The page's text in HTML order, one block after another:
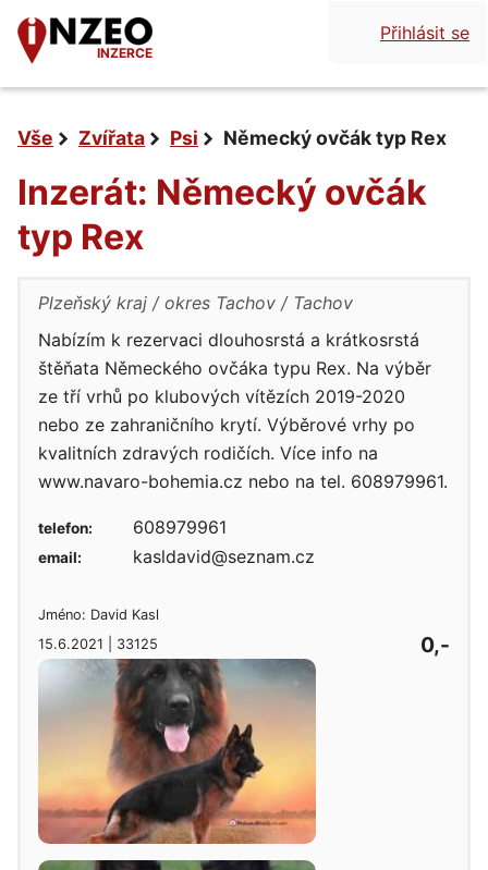
INZERCE
Přihlásit se
Vše Zvířata Psi Německý ovčák typ Rex
Inzerát: Německý ovčák
typ Rex
Plzeňský kraj okres Tachov
Tachov
Nabízím k rezervaci dlouhosrstá a krátkosrstá
štěňata Německého ovčáka typu Rex. Na výběr
ze tří vrhů po klubových vítězích 2019-2020
nebo ze zahraničního krytí. Výběrové vrhy po
kvalitních zdravých rodičích. Více info na
www.navaro-bohemia.cz nebo na tel. 608979961.
Jméno: David Kasl
15.6.2021 | 33125
0,-
telefon: 608979961
email: kasldavid@seznam.cz